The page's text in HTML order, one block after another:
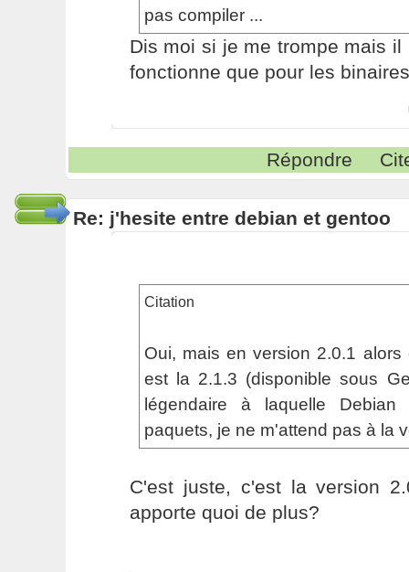
pas compiler ...
Dis moi si je me trompe mais
fonctionne que pour les
Répondre
Re: j'hesite entre debian et gentoo
Citation
Oui, mais en version 2.0.1
est la 2.1.3 (disponible sous
légendaire à laquelle
paquets, je ne m'attend pas à la
C'est juste, c'est la version
apporte quoi de plus?